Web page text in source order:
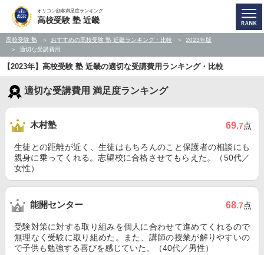
オリコン顧客満足度ランキング
高校受験 塾 近畿
高校受験 塾 おすすめの高校受験 塾 近畿ランキング・比較
2023年版
適切な受講費用
【2023年】高校受験 塾 近畿の適切な受講費用ランキング・比較
適切な受講費用 満足度ランキング
木村塾 69.7点
生徒との距離が近く、生徒はもちろんのこと保護者の相談にも
親身に乗ってくれる。志望校に合格させてもらえた。（50代／
女性）
能開センター 68.7点
受験対策に対する取り組みを個人に合わせて進めてくれるので
無理なく受験に取り組めた。また、講師の授業が解りやすいの
で子供も勉強する喜びを感じていた。（40代／男性）